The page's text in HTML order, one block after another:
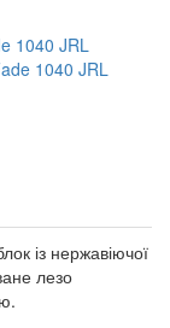
1040 JRL
із нержавіючої
лезо